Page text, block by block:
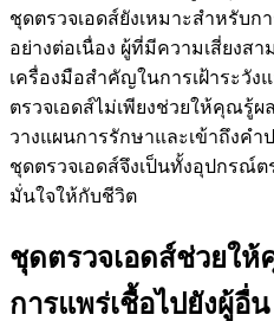
ชุดตรวจเอดส์ยังเหมาะสำหรับ
อย่างต่อเนื่อง ผู้ที่มีความเสี่ยงส
เครื่องมือสำคัญในการเฝ้าระวัง
ตรวจเอดส์ไม่เพียงช่วยให้คุณรู้
วางแผนการรักษาและเข้าถึงค
ชุดตรวจเอดส์จึงเป็นทั้งอุปกรณ์ต
มั่นใจให้กับชีวิต
ชุดตรวจเอดส์ช่วยใ
การแพร่เชื้อไปยังผู้อื่น